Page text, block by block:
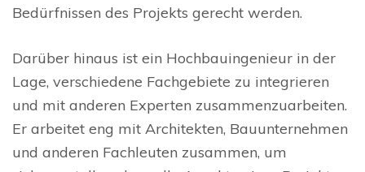
Bedürfnissen des Projekts gerecht werden.
Darüber hinaus ist ein Hochbauingenieur in der
Lage, verschiedene Fachgebiete zu integrieren
und mit anderen Experten zusammenzuarbeiten.
Er arbeitet eng mit Architekten, Bauunternehmen
und anderen Fachleuten zusammen, um